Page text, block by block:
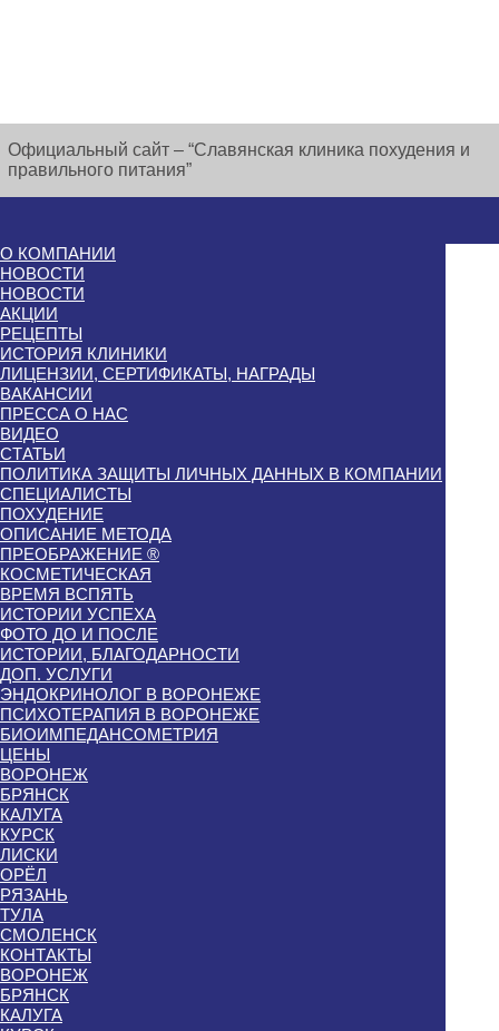
Официальный сайт – “Славянская клиника похудения и
правильного питания”
О КОМПАНИИ
НОВОСТИ
НОВОСТИ
АКЦИИ
РЕЦЕПТЫ
ИСТОРИЯ КЛИНИКИ
ЛИЦЕНЗИИ, СЕРТИФИКАТЫ, НАГРАДЫ
ВАКАНСИИ
ПРЕССА О НАС
ВИДЕО
СТАТЬИ
ПОЛИТИКА ЗАЩИТЫ ЛИЧНЫХ ДАННЫХ В КОМПАНИИ
СПЕЦИАЛИСТЫ
ПОХУДЕНИЕ
ОПИСАНИЕ МЕТОДА
ПРЕОБРАЖЕНИЕ ®
КОСМЕТИЧЕСКАЯ
ВРЕМЯ ВСПЯТЬ
ИСТОРИИ УСПЕХА
ФОТО ДО И ПОСЛЕ
ИСТОРИИ, БЛАГОДАРНОСТИ
ДОП. УСЛУГИ
ЭНДОКРИНОЛОГ В ВОРОНЕЖЕ
ПСИХОТЕРАПИЯ В ВОРОНЕЖЕ
БИОИМПЕДАНСОМЕТРИЯ
ЦЕНЫ
ВОРОНЕЖ
БРЯНСК
КАЛУГА
КУРСК
ЛИСКИ
ОРЁЛ
РЯЗАНЬ
ТУЛА
СМОЛЕНСК
КОНТАКТЫ
ВОРОНЕЖ
БРЯНСК
КАЛУГА